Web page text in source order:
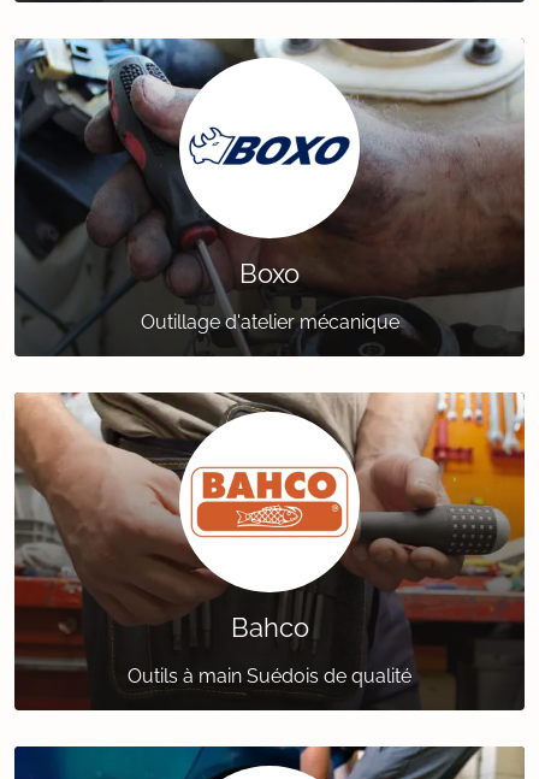
Boxo
Outillage d'atelier mécanique
Bahco
Outils à main Suédois de qualité